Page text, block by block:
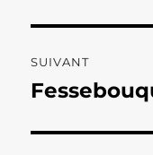
SUIVANT
Publication